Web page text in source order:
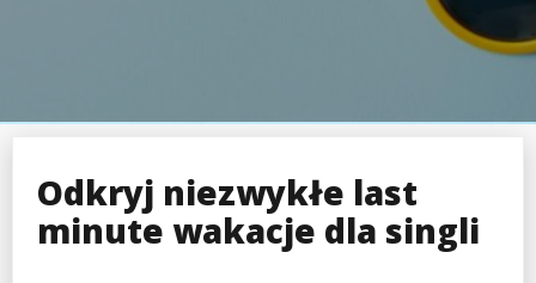
Odkryj niezwykłe last
minute wakacje dla singli